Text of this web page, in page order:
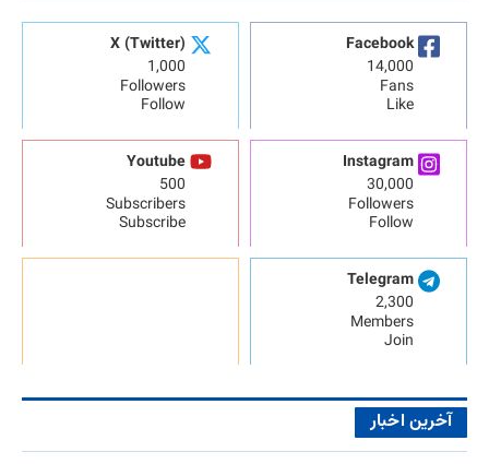
Facebook
14,000
Fans
Like
X (Twitter)
1,000
Followers
Follow
Instagram
30,000
Followers
Follow
Youtube
500
Subscribers
Subscribe
Telegram
2,300
Members
Join
آخرین اخبار